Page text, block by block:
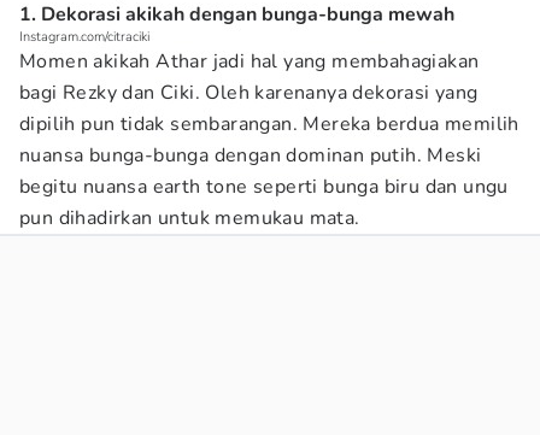
1. Dekorasi akikah dengan bunga-bunga mewah
Instagram.com/citraciki
Momen akikah Athar jadi hal yang membahagiakan
bagi Rezky dan Ciki. Oleh karenanya dekorasi yang
dipilih pun tidak sembarangan. Mereka berdua memilih
nuansa bunga-bunga dengan dominan putih. Meski
begitu nuansa earth tone seperti bunga biru dan ungu
pun dihadirkan untuk memukau mata.